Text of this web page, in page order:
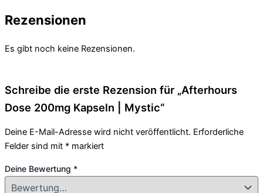
Rezensionen
Es gibt noch keine Rezensionen.
Schreibe die erste Rezension für „Afterhours
Dose 200mg Kapseln | Mystic“
Deine E-Mail-Adresse wird nicht veröffentlicht. Erforderliche
Felder sind mit * markiert
Deine Bewertung *